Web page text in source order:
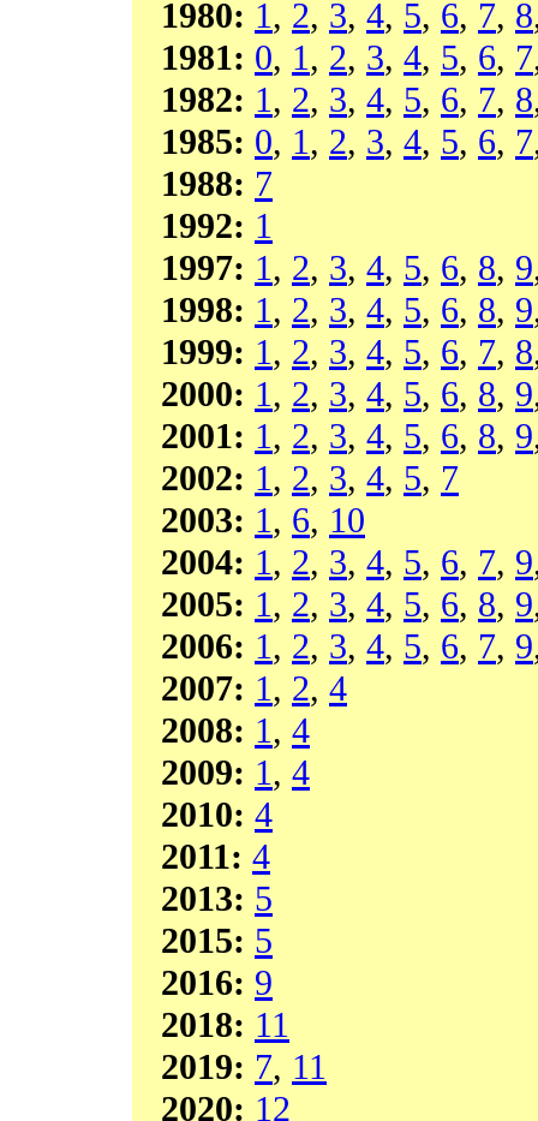
1980: 1, 2, 3, 4, 5, 6, 7, 8
1981: 0, 1, 2, 3, 4, 5, 6, 7
1982: 1, 2, 3, 4, 5, 6, 7, 8
1985: 0, 1, 2, 3, 4, 5, 6, 7
1988: 7
1992: 1
1997: 1, 2, 3, 4, 5, 6, 8, 9
1998: 1, 2, 3, 4, 5, 6, 8, 9
1999: 1, 2, 3, 4, 5, 6, 7, 8
2000: 1, 2, 3, 4, 5, 6, 8, 9
2001: 1, 2, 3, 4, 5, 6, 8, 9
2002: 1, 2, 3, 4, 5, 7
2003: 1, 6, 10
2004: 1, 2, 3, 4, 5, 6, 7, 9
2005: 1, 2, 3, 4, 5, 6, 8, 9
2006: 1, 2, 3, 4, 5, 6, 7, 9
2007: 1, 2, 4
2008: 1, 4
2009: 1, 4
2010: 4
2011: 4
2013: 5
2015: 5
2016: 9
2018: 11
2019: 7, 11
2020: 12